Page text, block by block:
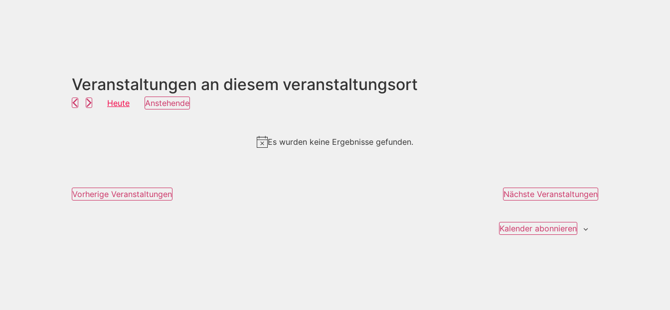
Veranstaltungen an diesem veranstaltungsort
Hinweis
Es wurden keine Ergebnisse gefunden.
Heute
Anstehende
Datum
Vorherige Veranstaltungen Nächste Veranstaltungen
Kalender abonnieren